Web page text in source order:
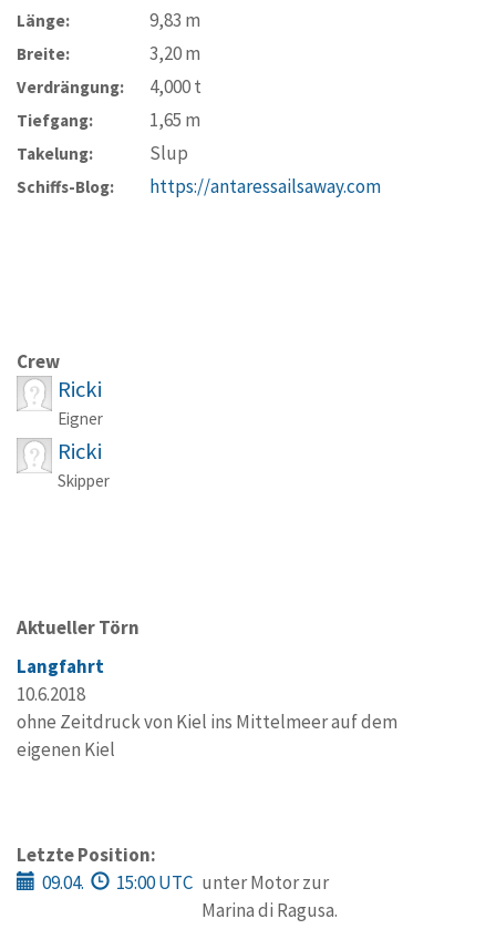
Länge: 9,83 m
Breite: 3,20m
Verdrängung: 4,000t
Tiefgang: 1,65 m
Takelung: Slup
Schiffs-Blog: https://antaressailsaway.com
Crew
Ricki
Eigner
Ricki
Skipper
Aktueller Törn
Langfahrt
10.6.2018
ohne Zeitdruck von Kiel ins Mittelmeer auf dem
eigenen Kiel
Letzte Position:
09.04.
15:00 UTC unter Motor zur
Marina di Ragusa.